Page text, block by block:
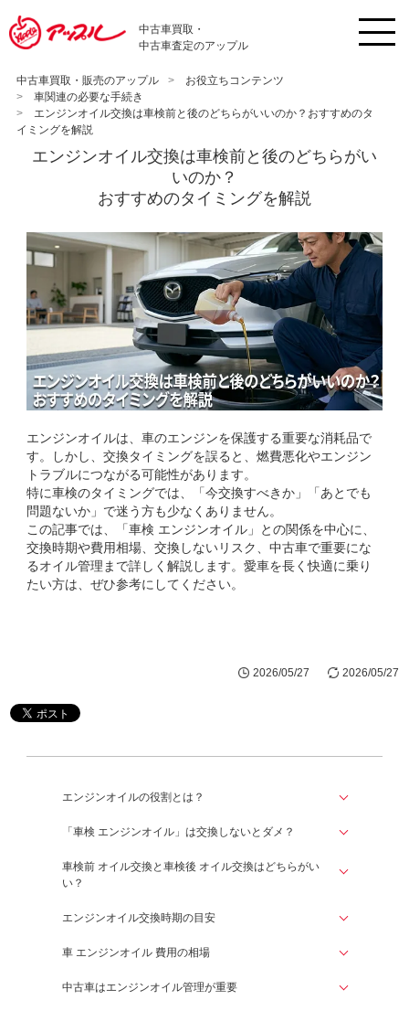
中古車買取・
中古車査定のアップル
中古車買取・販売のアップル
お役立ちコンテンツ
車関連の必要な手続き
エンジンオイル交換は車検前と後のどちらがいいのか？おすすめのタ
イミングを解説
エンジンオイル交換は車検前と後のどちらがい
いのか？
おすすめのタイミングを解説
エンジンオイルは、車のエンジンを保護する重要な消耗品で
す。しかし、交換タイミングを誤ると、燃費悪化やエンジン
トラブルにつながる可能性があります。
特に車検のタイミングでは、「今交換すべきか」「あとでも
問題ないか」で迷う方も少なくありません。
この記事では、「車検 エンジンオイル」との関係を中心に、
交換時期や費用相場、交換しないリスク、中古車で重要にな
るオイル管理まで詳しく解説します。愛車を長く快適に乗り
たい方は、ぜひ参考にしてください。
2026/05/27
2026/05/27
エンジンオイルの役割とは？
「車検 エンジンオイル」は交換しないとダメ？
車検前 オイル交換と車検後 オイル交換はどちらがい
い？
エンジンオイル交換時期の目安
車 エンジンオイル 費用の相場
中古車はエンジンオイル管理が重要